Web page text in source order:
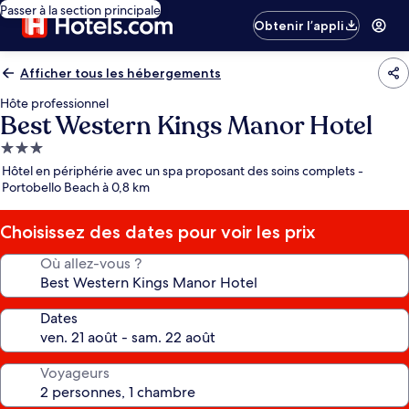
Passer à la section principale
Obtenir l’appli
Afficher tous les hébergements
Hôte professionnel
Best Western Kings Manor Hotel
Hébergement
3.0 étoiles
Hôtel en périphérie avec un spa proposant des soins complets -
Portobello Beach à 0,8 km
Choisissez des dates pour voir les prix
Où allez-vous ?
Dates
Voyageurs